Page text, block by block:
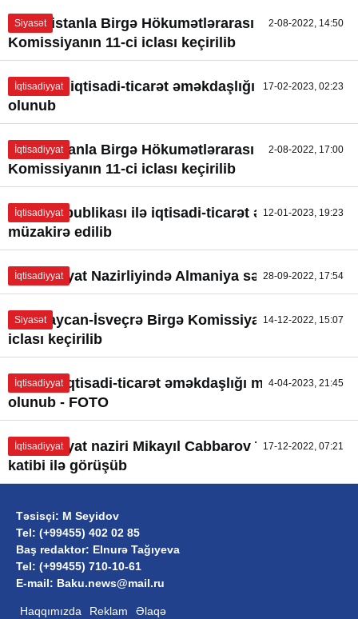
Siyasət 2-08-2022, 14:50
Özbəkistanla Birgə Hökumətlərarası
Komissiyanın 11-ci iclası keçirilib
İqtisadiyyat 17-02-2023, 02:23
Polşa ilə iqtisadi-ticarət əməkdaşlığı müzakirə
olunub
İqtisadiyyat 2-08-2022, 17:00
Özbəkistanla Birgə Hökumətlərarası
Komissiyanın 11-ci iclası keçirilib
İqtisadiyyat 12-01-2023, 19:23
Çex Respublikası ilə iqtisadi-ticarət əlaqələri
müzakirə edilib
İqtisadiyyat 28-09-2022, 17:54
İqtisadiyyat Nazirliyində Almaniya səfiri ilə görüş
Siyasət 14-12-2022, 15:07
Azərbaycan-İsveçrə Birgə Komissiyasının növbəti
iclası keçirilib
İqtisadiyyat 4-04-2023, 21:45
ABŞ ilə iqtisadi-ticarət əməkdaşlığı müzakirə
olunub - FOTO
İqtisadiyyat 17-12-2022, 07:21
İqtisadiyyat naziri Mikayıl Cabbarov TDT-nin Baş
katibi ilə görüşüb
Təsisçi: M Seyidov
Tel: (+99455) 402 02 85
Baş redaktor: Elnurə Tağıyeva
Tel: (+99455) 710-10-61
E-mail: Baku.news@mail.ru
Haqqımızda Reklam Əlaqə